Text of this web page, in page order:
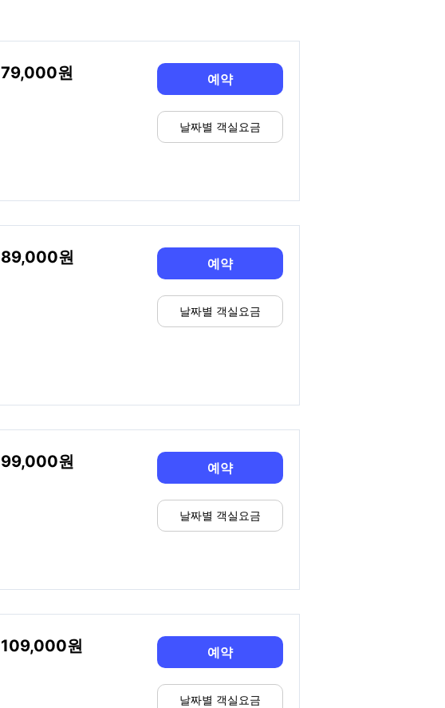
79,000 예약
날짜별 객실요금
89,000 예약
날짜별 객실요금
99,000 예약
날짜별 객실요금
109,000 예약
날짜별 객실요금